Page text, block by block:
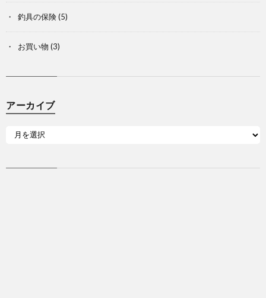
釣具の保険(5)
お買い物 (3)
アーカイブ